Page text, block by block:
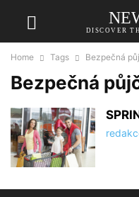
DISCOVER
Home Tags Bezpečná
Bezpečná